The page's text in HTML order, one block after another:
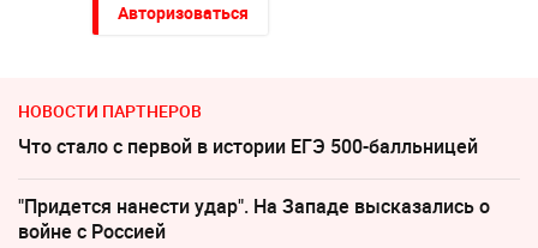
Авторизоваться
НОВОСТИ ПАРТНЕРОВ
Что стало с первой в истории ЕГЭ 500-балльницей
"Придется нанести удар". На Западе высказались о
войне с Россией